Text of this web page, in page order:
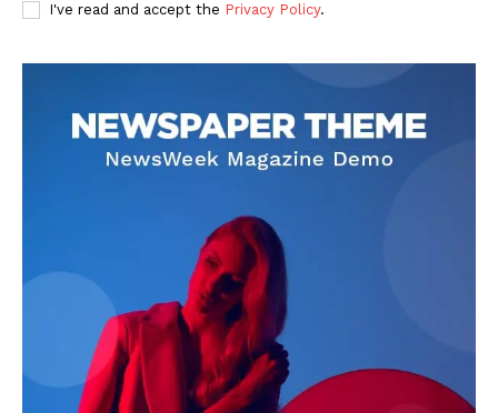
AIN NEWS 1
Contact Us
Privacy Policy
Terms of Use Agreement
I've read and accept the Privacy Policy.